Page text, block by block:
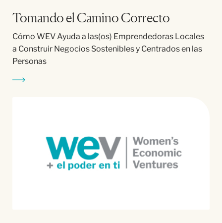
Tomando el Camino Correcto
Cómo WEV Ayuda a las(os) Emprendedoras Locales
a Construir Negocios Sostenibles y Centrados en las
Personas